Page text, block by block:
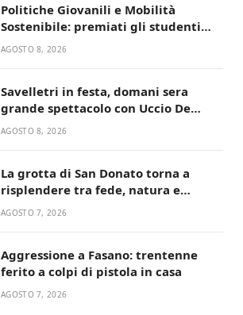
Politiche Giovanili e Mobilità
Sostenibile: premiati gli studenti
universitari del bando “La strada
AGOSTO 8, 2026
Savelletri in festa, domani sera
grande spettacolo con Uccio De
Santis
AGOSTO 8, 2026
La grotta di San Donato torna a
risplendere tra fede, natura e
devozione
AGOSTO 7, 2026
Aggressione a Fasano: trentenne
ferito a colpi di pistola in casa
AGOSTO 7, 2026